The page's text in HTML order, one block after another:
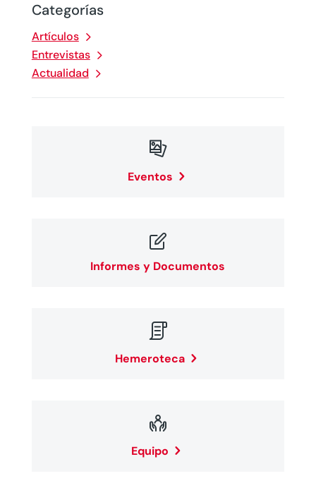
Categorías
Artículos
Entrevistas
Actualidad

Eventos

Informes y Documentos

Hemeroteca

Equipo